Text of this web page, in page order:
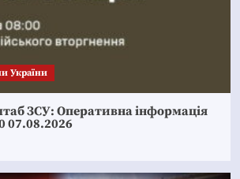
України
ЗСУ: Оперативна інформація
07.08.2026